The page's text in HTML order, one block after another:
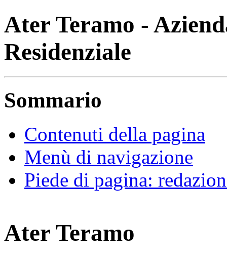
Ater Teramo -
Residenziale
Sommario
Contenuti della pagina
Menù di navigazione
Piede di pagina:
Ater Teramo